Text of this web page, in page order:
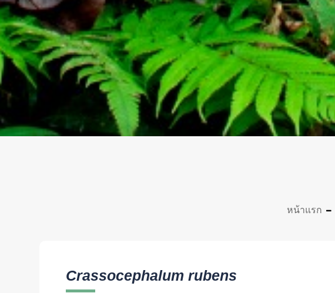
หน้าแรก
Crassocephalum rubens